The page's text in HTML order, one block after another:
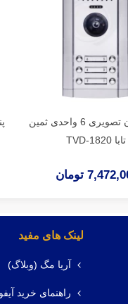
پنل آیفون تصویری 6 واحدی ثمین
تابا TVD-1820
تومان
لینک های مفید
آریا مگ (وبلاگ)
راهنمای خرید